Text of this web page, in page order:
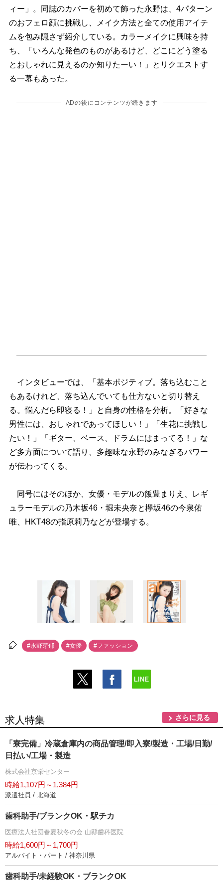
ィー」。同誌のカバーを初めて飾った永野は、4パターン
のおフェロ顔に挑戦し、メイク方法と全ての使用アイテ
ムを包み隠さず紹介している。カラーメイクに興味を持
ち、「いろんな発色のものがあるけど、どこにどう塗る
とおしゃれに見えるのか知りたーい！」とリクエストす
る一幕もあった。
ADの後にコンテンツが続きます
インタビューでは、「基本ポジティブ。落ち込むこと
もあるけれど、落ち込んでいても仕方ないと切り替え
る。悩んだら即寝る！」と自身の性格を分析。「好きな
男性には、おしゃれであってほしい！」「生花に挑戦し
たい！」「ギター、ベース、ドラムにはまってる！」な
ど多方面について語り、多趣味な永野のみなぎるパワー
が伝わってくる。
同号にはそのほか、女優・モデルの飯豊まりえ、レギ
ュラーモデルの乃木坂46・堀未央奈と欅坂46の今泉佑
唯、HKT48の指原莉乃などが登場する。
#永野芽郁 #女優 #ファッション
求人特集 さらに見る
「寮完備」冷蔵倉庫内の商品管理/即入寮/製造・工場/日勤/
日払い/工場・製造
株式会社京栄センター
時給1,107円～1,384円
派遣社員 / 北海道
歯科助手/ブランクOK・駅チカ
医療法人社団春夏秋冬の会 山縣歯科医院
時給1,600円～1,700円
アルバイト・パート / 神奈川県
歯科助手/未経験OK・ブランクOK